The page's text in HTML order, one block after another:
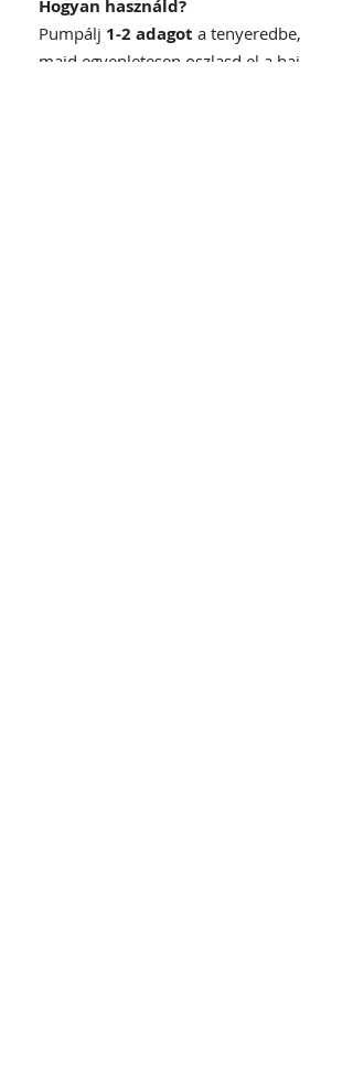
Hogyan használd?
Pumpálj 1-2 adagot a tenyeredbe,
majd egyenletesen oszlasd el a haj